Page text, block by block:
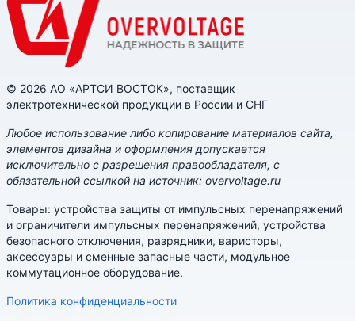
© 2026 АО «АРТСИ ВОСТОК», поставщик
электротехнической продукции в России и СНГ
Любое использование либо копирование материалов сайта,
элементов дизайна и оформления допускается
исключительно с разрешения правообладателя, с
обязательной ссылкой на источник: overvoltage.ru
Товары: устройства защиты от импульсных перенапряжений
и ограничители импульсных перенапряжений, устройства
безопасного отключения, разрядники, варисторы,
аксессуары и сменные запасные части, модульное
коммутационное оборудование.
Политика конфиденциальности